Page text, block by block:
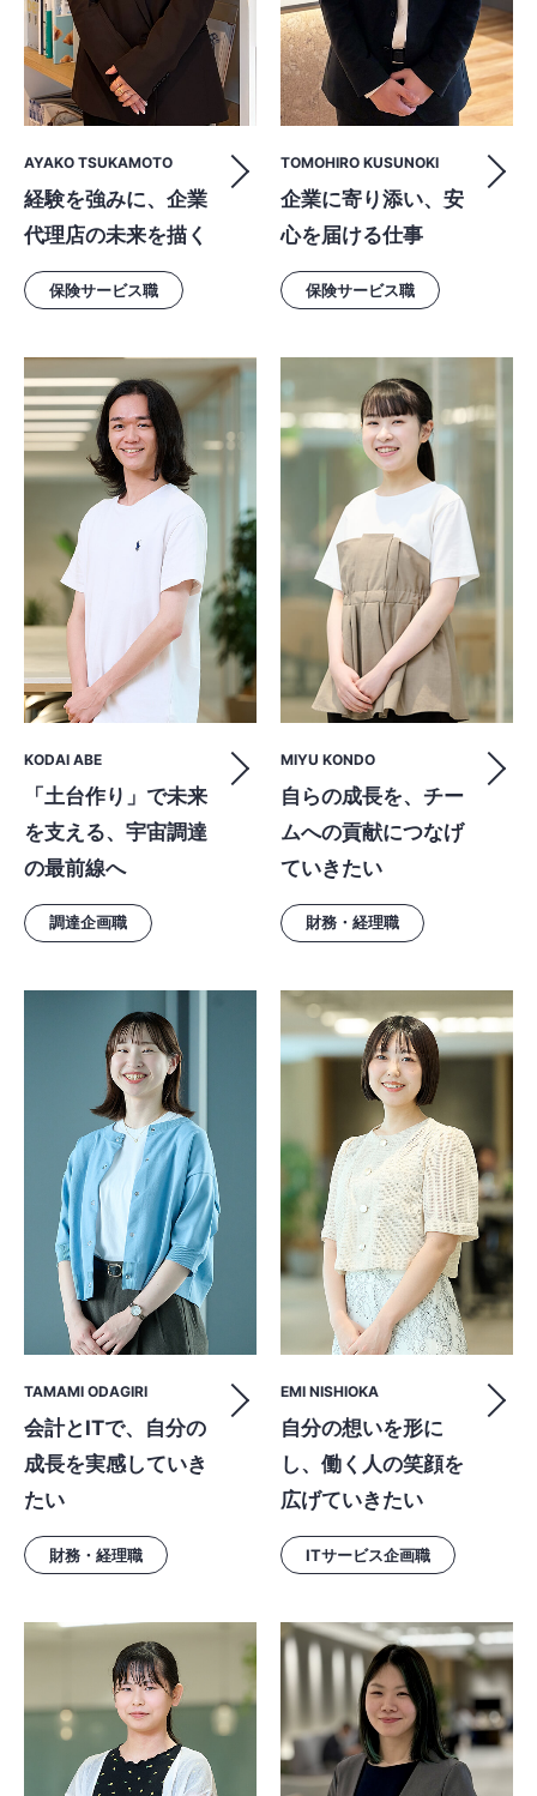
AYAKO TSUKAMOTO
経験を強みに、企業
代理店の未来を描く
保険サービス職
TOMOHIRO KUSUNOKI
企業に寄り添い、安
心を届ける仕事
保険サービス職
KODAI ABE
「土台作り」で未来
を支える、宇宙調達
の最前線へ
調達企画職
MIYU KONDO
自らの成長を、チー
ムへの貢献につなげ
ていきたい
財務・経理職
TAMAMI ODAGIRI
会計とITで、自分の
成長を実感していき
たい
財務・経理職
EMI NISHIOKA
自分の想いを形に
し、働く人の笑顔を
広げていきたい
ITサービス企画職